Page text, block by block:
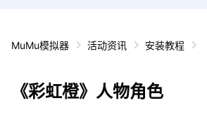
MuMu模拟器 活动资讯 安装教程
《彩虹橙》人物角色